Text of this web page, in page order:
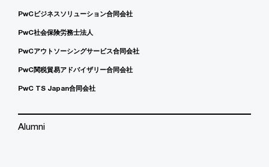
PwCビジネスソリューション合同会社
PwC社会保険労務士法人
PwCアウトソーシングサービス合同会社
PwC関税貿易アドバイザリー合同会社
PwC TS Japan合同会社
Alumni